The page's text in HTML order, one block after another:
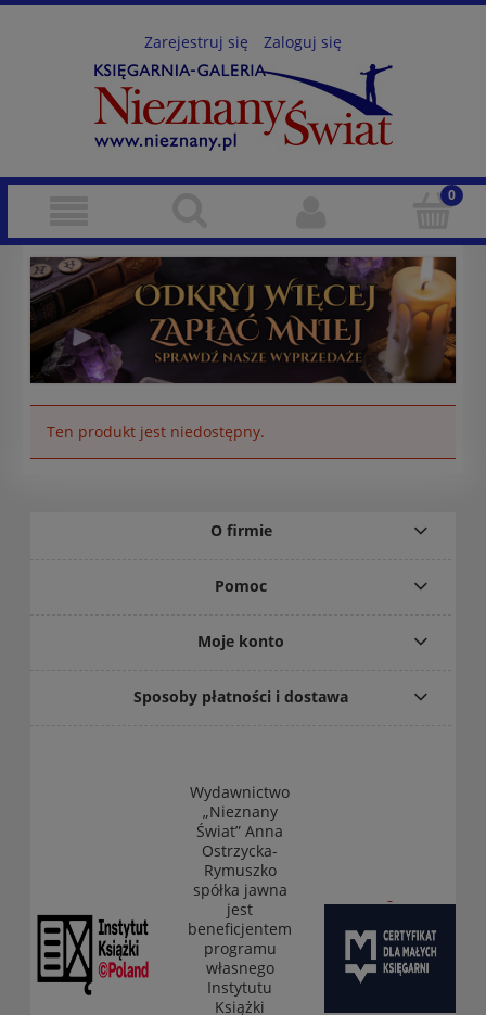
Zarejestruj się Zaloguj się
Ten produkt jest niedostępny.
O firmie
Pomoc
Moje konto
Sposoby płatności i dostawa
Wydawnictwo
„Nieznany
Świat” Anna
Ostrzycka-
Rymuszko
spółka jawna
jest
beneficjentem
programu
własnego
Instytutu
Książki